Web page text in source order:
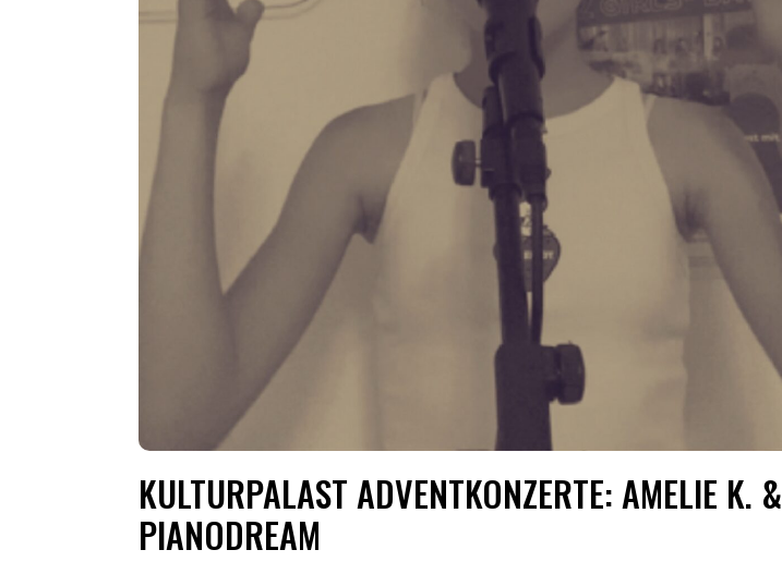
KULTURPALAST ADVENTKONZERTE: AMELIE K. &
PIANODREAM